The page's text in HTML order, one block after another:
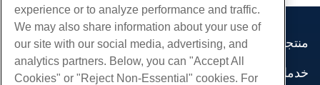
منتجات
استضافة الموقع
استضافة الأعمال
خدمات
experience or to analyze performance and traffic.
We may also share information about your use of
our site with our social media, advertising, and
analytics partners. Below, you can "Accept All
Cookies" or "Reject Non-Essential" cookies. For